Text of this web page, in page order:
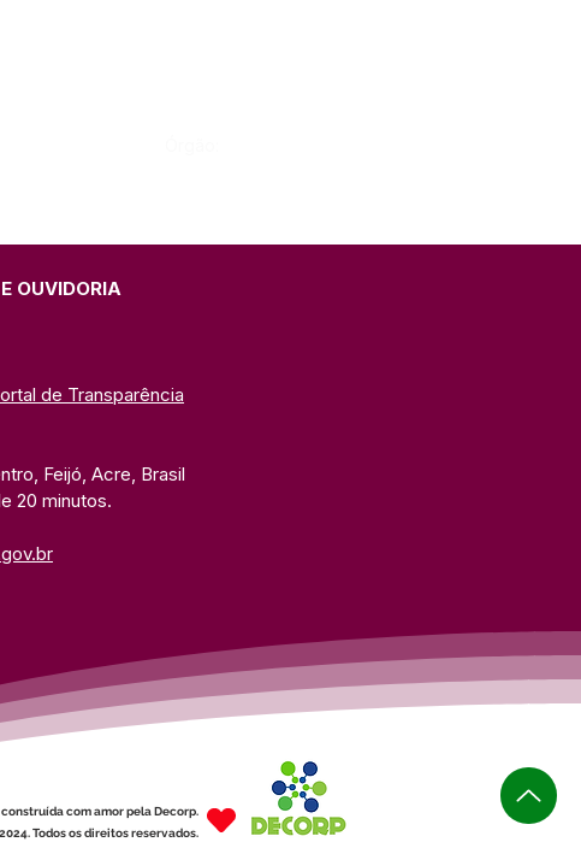
OUVIDORIA
de Transparência
Feijó, Acre, Brasil
20 minutos.
com amor pela Decorp.
Todos os direitos reservados.